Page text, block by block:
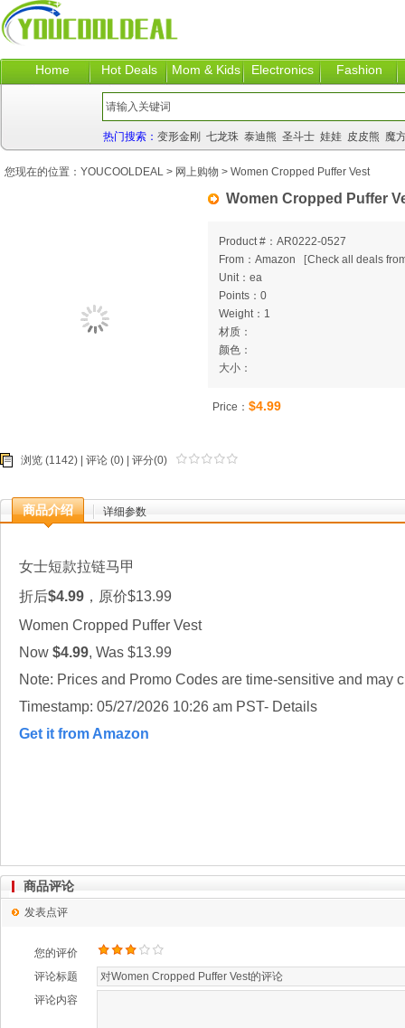
Home Hot Deals Mom & Kids Electronics Fashion
热门搜索： 变形金刚 七龙珠 泰迪熊 圣斗士 娃娃 皮皮熊 魔
Women Cropped Puffer
Product #：AR0222-0527
From：Amazon
[Check all deals
Unit：ea
Points：0
Weight：1
材质：
颜色：
大小：
Price： $4.99
浏览 (1142) | 评论 (0) | 评分(0)
商品介绍 详细参数
女士短款拉链马甲
折后$4.99 ，原价$13.99
Women Cropped Puffer Vest
Now $4.99, Was $13.99
Note: Prices and Promo Codes are time-sensitive and may
Timestamp: 05/27/2026 10:26 am PST- Details
Get it from Amazon
您现在的位置： YOUCOOLDEAL > 网上购物 > Women Cropped Puffer Vest
商品评论
发表点评
您的评价
评论标题
评论内容